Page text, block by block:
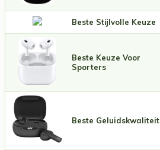
Beste Stijlvolle Keuze
Beste Keuze Voor
Sporters
Beste Geluidskwaliteit